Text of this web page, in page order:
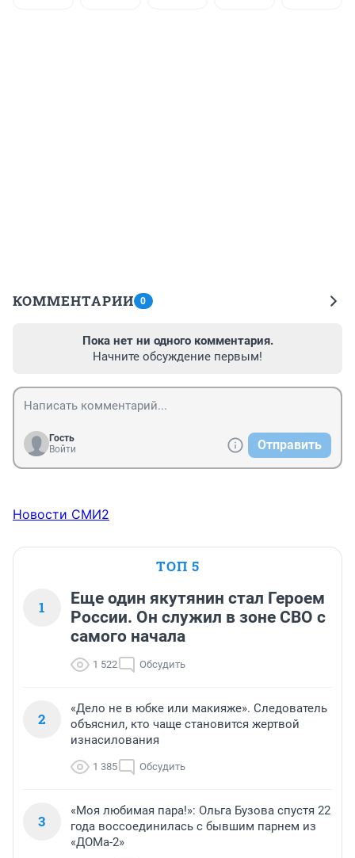
КОММЕНТАРИИ 0
Пока нет ни одного комментария.
Начните обсуждение первым!
Гость
Войти
Отправить
Новости СМИ2
ТОП 5
1
Еще один якутянин стал Героем
России. Он служил в зоне СВО с
самого начала
1 522 Обсудить
2
«Дело не в юбке или макияже». Следователь
объяснил, кто чаще становится жертвой
изнасилования
1 385 Обсудить
3
«Моя любимая пара!»: Ольга Бузова спустя 22
года воссоединилась с бывшим парнем из
«ДОМа-2»